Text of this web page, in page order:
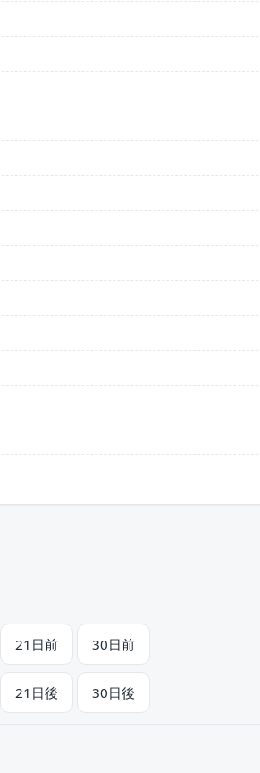
21日前 30日前
21日後 30日後